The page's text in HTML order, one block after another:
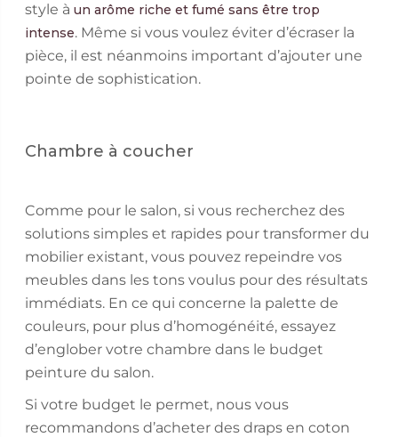
style à un arôme riche et fumé sans être trop
intense. Même si vous voulez éviter d’écraser la
pièce, il est néanmoins important d’ajouter une
pointe de sophistication.
Chambre à coucher
Comme pour le salon, si vous recherchez des
solutions simples et rapides pour transformer du
mobilier existant, vous pouvez repeindre vos
meubles dans les tons voulus pour des résultats
immédiats. En ce qui concerne la palette de
couleurs, pour plus d’homogénéité, essayez
d’englober votre chambre dans le budget
peinture du salon.
Si votre budget le permet, nous vous
recommandons d’acheter des draps en coton